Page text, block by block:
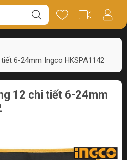
6-24mm Ingco HKSPA1142
Thông số Review
12 chi tiết 6-24mm